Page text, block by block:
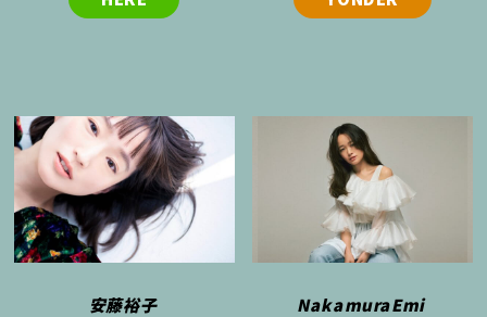
安藤裕子 NakamuraEmi